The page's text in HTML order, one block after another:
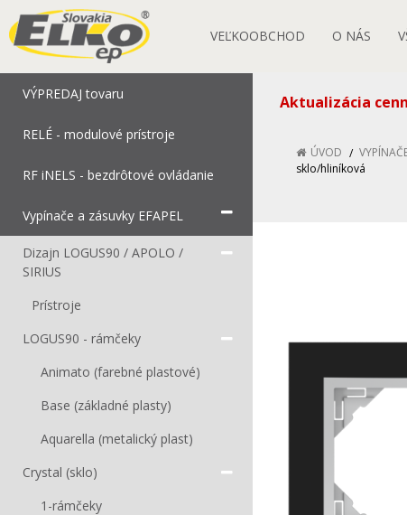
VEĽKOOBCHOD O NÁS
VÝPREDAJ tovaru
RELÉ - modulové prístroje
RF iNELS - bezdrôtové ovládanie
Vypínače a zásuvky EFAPEL
Dizajn LOGUS90 / APOLO /
SIRIUS
Prístroje
LOGUS90 - rámčeky
Animato (farebné plastové)
Base (základné plasty)
Aquarella (metalický plast)
Crystal (sklo)
1-rámčeky
Aktualizácia
ÚVOD
sklo/hliníková